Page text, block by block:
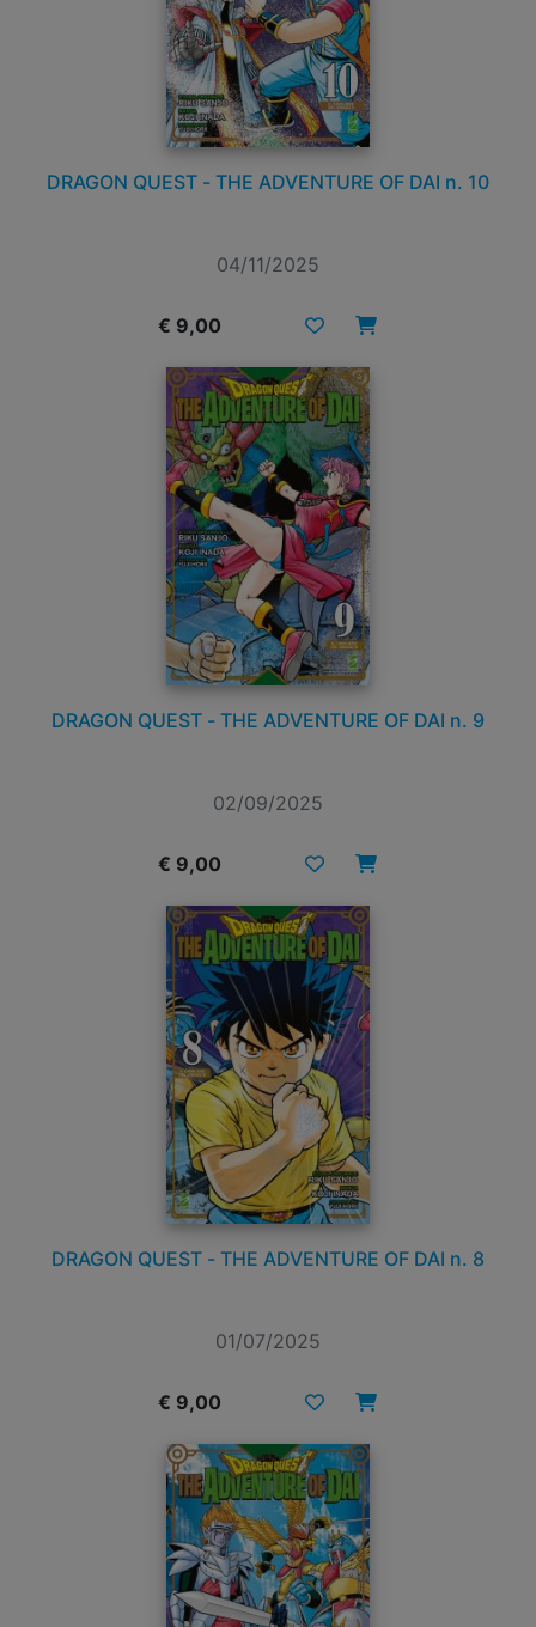
DRAGON QUEST - THE ADVENTURE OF DAI n. 10
04/11/2025
€ 9,00
DRAGON QUEST - THE ADVENTURE OF DAI n. 9
02/09/2025
€ 9,00
DRAGON QUEST - THE ADVENTURE OF DAI n. 8
01/07/2025
€ 9,00